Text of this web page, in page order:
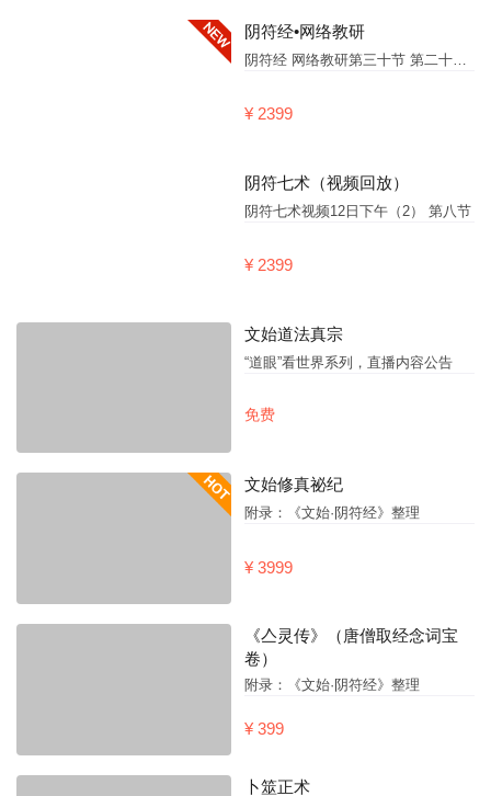
阴符经•网络教研
¥ 2399
阴符七术（视频回放）
阴符七术视频12日下午（2） 第八节
¥ 2399
文始道法真宗
“道眼”看世界系列，直播内容公告
免费
文始修真祕纪
附录：《文始·阴符经》整理
¥ 3999
《亼灵传》（唐僧取经念词宝
卷）
附录：《文始·阴符经》整理
¥ 399
卜筮正术